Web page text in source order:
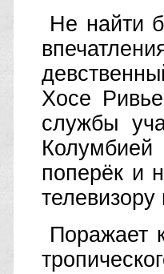
Не найти
Хосе
службы
поперёк и
Поражает